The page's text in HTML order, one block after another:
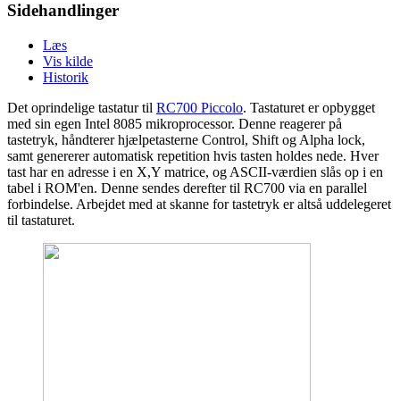
Sidehandlinger
Læs
Vis kilde
Historik
Det oprindelige tastatur til RC700 Piccolo. Tastaturet er opbygget
med sin egen Intel 8085 mikroprocessor. Denne reagerer på
tastetryk, håndterer hjælpetasterne Control, Shift og Alpha lock,
samt genererer automatisk repetition hvis tasten holdes nede. Hver
tast har en adresse i en X,Y matrice, og ASCII-værdien slås op i en
tabel i ROM'en. Denne sendes derefter til RC700 via en parallel
forbindelse. Arbejdet med at skanne for tastetryk er altså uddelegeret
til tastaturet.